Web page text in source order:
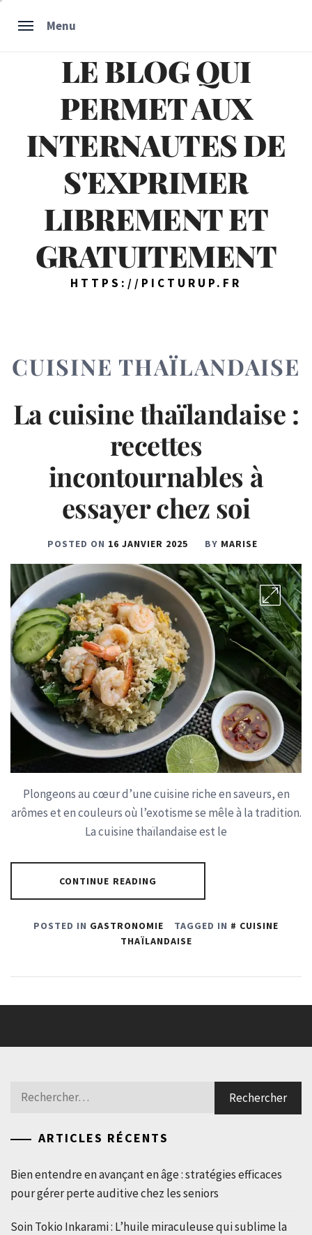
Menu
LE BLOG QUI
PERMET AUX
INTERNAUTES DE
S'EXPRIMER
LIBREMENT ET
GRATUITEMENT
HTTPS://PICTURUP.FR
CUISINE THAÏLANDAISE
La cuisine thaïlandaise :
recettes
incontournables à
essayer chez soi
POSTED ON 16 JANVIER 2025 BY MARISE
Plongeons au cœur d’une cuisine riche en saveurs, en
arômes et en couleurs où l’exotisme se mêle à la tradition.
La cuisine thaïlandaise est le
CONTINUE READING
POSTED IN GASTRONOMIE TAGGED IN
CUISINE
THAÏLANDAISE
Rechercher :
ARTICLES RÉCENTS
Bien entendre en avançant en âge : stratégies efficaces
pour gérer perte auditive chez les seniors
Soin Tokio Inkarami : L’huile miraculeuse qui sublime la